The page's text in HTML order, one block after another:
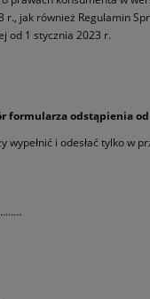
r., jak również Regulamin
od 1 stycznia 2023 r.
formularza odstąpienia
wypełnić i odesłać tylko w